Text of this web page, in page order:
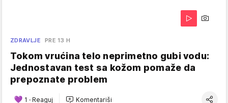
ZDRAVLJE PRE 13 H
Tokom vrućina telo neprimetno gubi vodu:
Jednostavan test sa kožom pomaže da
prepoznate problem
1 · Reaguj Komentariši